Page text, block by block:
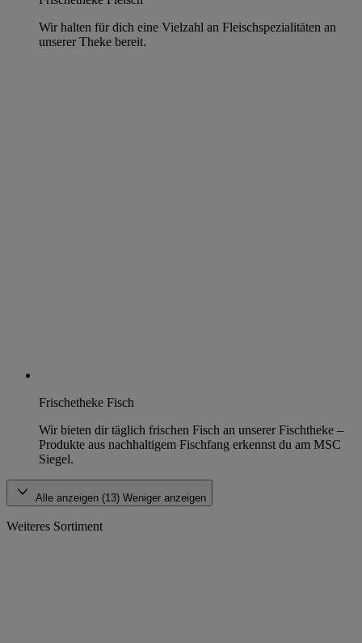
Wir halten für dich eine Vielzahl an Fleischspezialitäten an
unserer Theke bereit.
Frischetheke Fisch
Wir bieten dir täglich frischen Fisch an unserer Fischtheke –
Produkte aus nachhaltigem Fischfang erkennst du am MSC
Siegel.
Alle anzeigen (13) Weniger anzeigen
Weiteres Sortiment